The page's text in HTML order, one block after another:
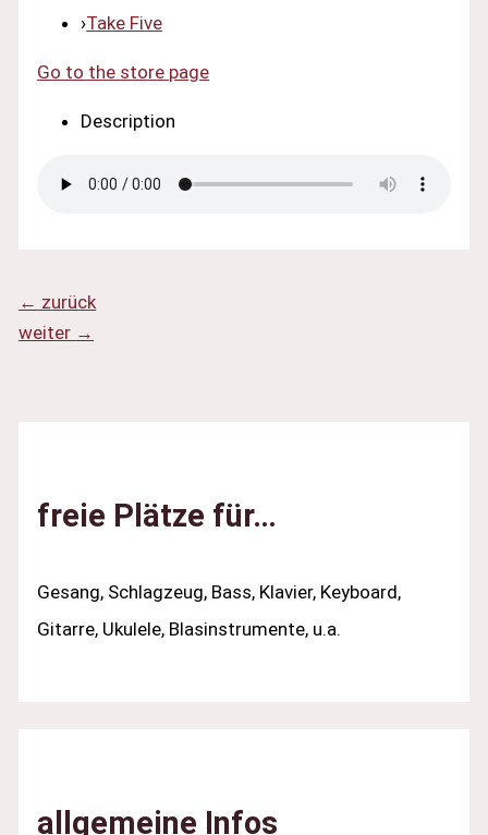
›Take Five
Go to the store page
Description
← zurück
weiter →
freie Plätze für…
Gesang, Schlagzeug, Bass, Klavier, Keyboard,
Gitarre, Ukulele, Blasinstrumente, u.a.
allgemeine Infos